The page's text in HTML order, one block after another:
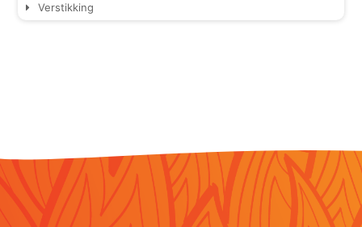
Verstikking